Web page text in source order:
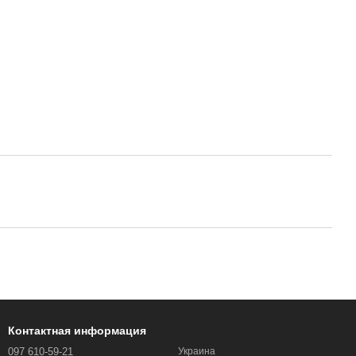
Контактная информация
097 610-59-21 Украина